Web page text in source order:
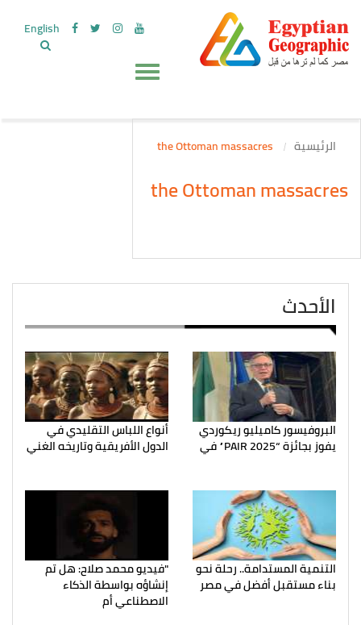
English
الرئيسية
the Ottoman massacres
الأحدث
البروفيسور كاميليو ريكوردي
يفوز بجائزة “PAIR 2025” في
أنواع اللباس التقليدي في
الدول الأفريقية وتاريخه الغني
التنمية المستدامة.. رحلة نحو
بناء مستقبل أفضل في مصر
"فيديو محمد صلاح: هل تم
إنشاؤه بواسطة الذكاء
الاصطناعي أم